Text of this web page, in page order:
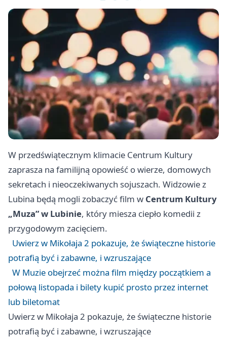
W przedświątecznym klimacie Centrum Kultury
zaprasza na familijną opowieść o wierze, domowych
sekretach i nieoczekiwanych sojuszach. Widzowie z
Lubina będą mogli zobaczyć film w Centrum Kultury
„Muza” w Lubinie, który miesza ciepło komedii z
przygodowym zacięciem.
Uwierz w Mikołaja 2 pokazuje, że świąteczne historie
potrafią być i zabawne, i wzruszające
W Muzie obejrzeć można film między początkiem a
połową listopada i bilety kupić prosto przez internet
lub biletomat
Uwierz w Mikołaja 2 pokazuje, że świąteczne historie
potrafią być i zabawne, i wzruszające